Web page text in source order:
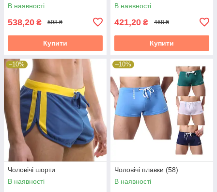
В наявності
538,20 ₴ 598 ₴
Купити
В наявності
421,20 ₴ 468 ₴
Купити
–10%
Чоловічі шорти
В наявності
–10%
Чоловічі плавки (58)
В наявності